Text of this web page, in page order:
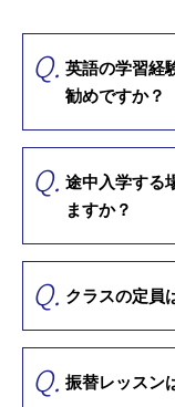
Q. 英語の学習経
勧めですか？
Q. 途中入学する
ますか？
Q. クラスの定員
Q. 振替レッスン